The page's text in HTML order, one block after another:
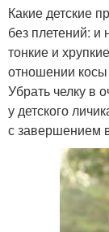
Какие детские
без плетений:
тонкие и
отношении
Убрать челку в
у детского
с завершением